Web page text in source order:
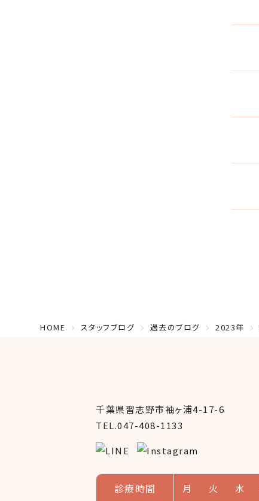
HOME スタッフブログ 過去のブログ 2023年
千葉県習志野市袖ヶ浦4-17-6
TEL.047-408-1133
診療時間 月 火 水